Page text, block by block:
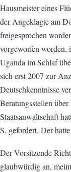
Hausmeister eines
der Angeklagte am
freigesprochen
vorgeworfen worden,
Uganda im Schlaf
sich erst 2007 zur
Deutschkenntnisse
Beratungsstellen
Staatsanwaltschaft
S. gefordert. Der
Der Vorsitzende
glaubwürdig an,